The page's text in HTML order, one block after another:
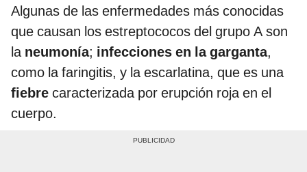
Algunas de las enfermedades más conocidas
que causan los estreptococos del grupo A son
laneumonía; infecciones en la garganta,
como la faringitis, y la escarlatina, que es una
fiebre caracterizada por erupción roja en el
cuerpo.